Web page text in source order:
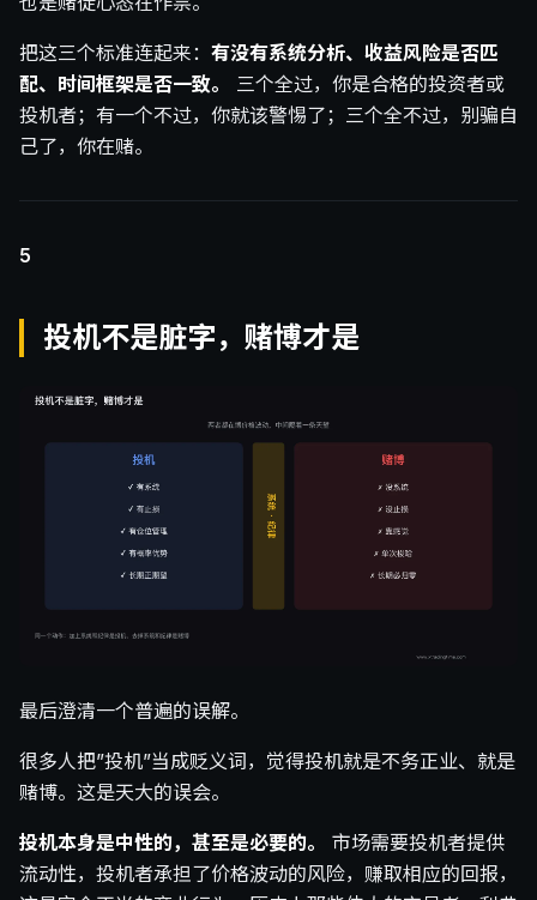
把这三个标准连起来： 有没有系统分析、收益风险是否匹
配、时间框架是否一致。
三个全过，你是合格的投资者或
投机者；有一个不过，你就该警惕了；三个全不过，别骗自
己了，你在赌。
5
投机不是脏字，赌博才是
最后澄清一个普遍的误解。
很多人把”投机”当成贬义词，觉得投机就是不务正业、就是
赌博。这是天大的误会。
投机本身是中性的，甚至是必要的。
市场需要投机者提供
流动性，投机者承担了价格波动的风险，赚取相应的回报，